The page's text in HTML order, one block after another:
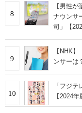
8
【男性
ナウンサ
司」【
9
【NHK
ンサーは
10
「フジ
【2024